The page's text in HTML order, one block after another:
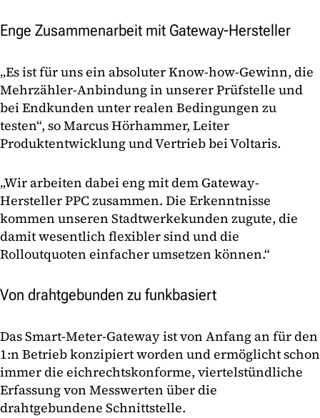
Enge Zusammenarbeit mit Gateway-Hersteller
„Es ist für uns ein absoluter Know-how-Gewinn, die
Mehrzähler-Anbindung in unserer Prüfstelle und
bei Endkunden unter realen Bedingungen zu
testen“, so Marcus Hörhammer, Leiter
Produktentwicklung und Vertrieb bei Voltaris.
„Wir arbeiten dabei eng mit dem Gateway-
Hersteller PPC zusammen. Die Erkenntnisse
kommen unseren Stadtwerkekunden zugute, die
damit wesentlich flexibler sind und die
Rolloutquoten einfacher umsetzen können.“
Von drahtgebunden zu funkbasiert
Das Smart-Meter-Gateway ist von Anfang an für den
1:n Betrieb konzipiert worden und ermöglicht schon
immer die eichrechtskonforme, viertelstündliche
Erfassung von Messwerten über die
drahtgebundene Schnittstelle.